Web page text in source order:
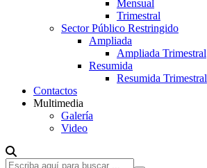
Mensual
Trimestral
Sector Público Restringido
Ampliada
Ampliada Trimestral
Resumida
Resumida Trimestral
Contactos
Multimedia
Galería
Video